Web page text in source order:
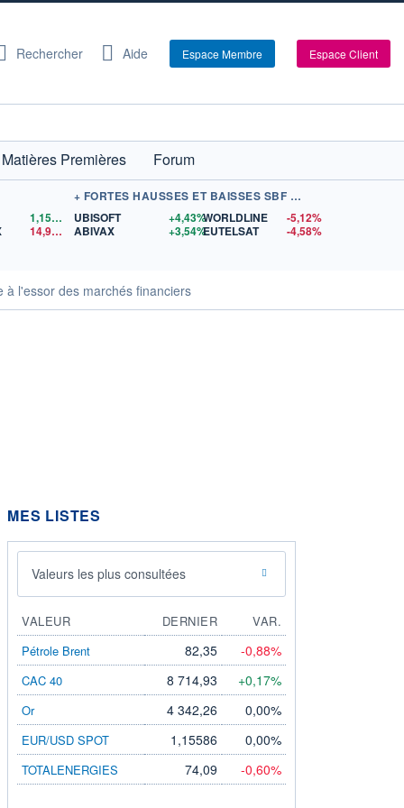
Rechercher Aide Espace Membre Espace Client
Matières Premières Forum
1,1559
$US
14,90$US
+ FORTES HAUSSES ET BAISSES SBF 120
UBISOFT
+4,43%
ABIVAX
+3,54%
WORLDLINE
-5,12%
EUTELSAT
-4,58%
à l'essor des marchés financiers
MES LISTES
Valeurs les plus consultées
VALEUR DERNIER
VAR.
Pétrole Brent
82,35 -0,88%
CAC 40 8 714,93 +0,17%
Or 4 342,26 0,00%
EUR/USD SPOT 1,15586 0,00%
TOTALENERGIES 74,09 -0,60%